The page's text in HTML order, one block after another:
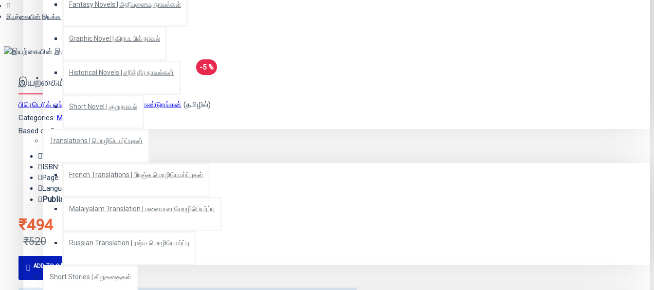
Fantasy Novels | அதிபுனைவு நாவல்கள்
Graphic Novel | கிராஃ பிக் நாவல்
Historical Novels | சரித்திர நாவல்கள்
Short Novel | குறுநாவல்
Translations | மொழிபெயர்ப்புகள்
French Translations | பிரஞ்சு மொழிபெயர்ப்புகள்
Malaiyalam Translation | மலையாள மொழிபெயர்ப்பு
Russian Translation | ரஷ்ய மொழிபெயர்ப்பு
Short Stories | சிறுகதைகள்
இயற்கையின் இயக்க இயல்
-5 %
இயற்கையின் இயக்க இயல்
பிரெடெரிக் எங்கல்ஸ்(ஆசிரியர்),ஆர்.கே.பாண்டுரங்கன் (தமிழில்)
Categories: Marxism | மார்க்சியம்
Based on 0 reviews.
₹494
₹520
Year: 2014
ISBN: 9789392923175
Page: 520
Language: தமிழ்
Publisher:
ADD TO CART